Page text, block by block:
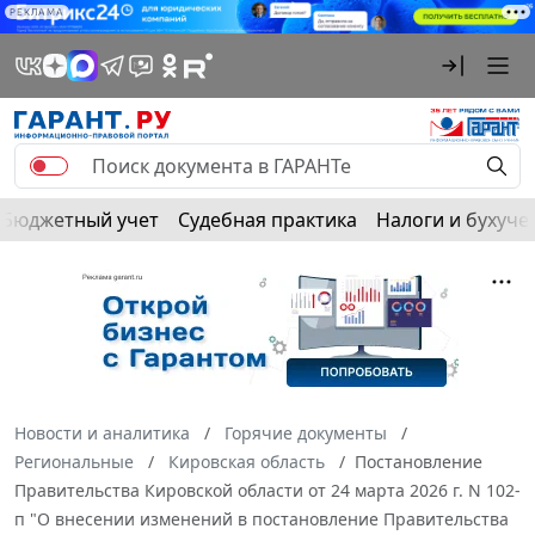
РЕКЛАМА
Бюджетный учет Судебная практика Налоги и
Новости и аналитика
Горячие документы
Региональные
Кировская область
Постановление
Правительства Кировской области от 24 марта 2026 г. N 102-
п "О внесении изменений в постановление Правительства